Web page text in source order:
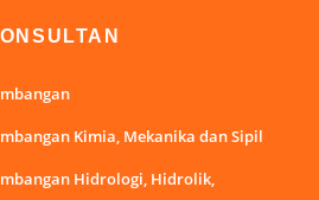
Kimia, Mekanika dan Sipil
Hidrologi, Hidrolik,